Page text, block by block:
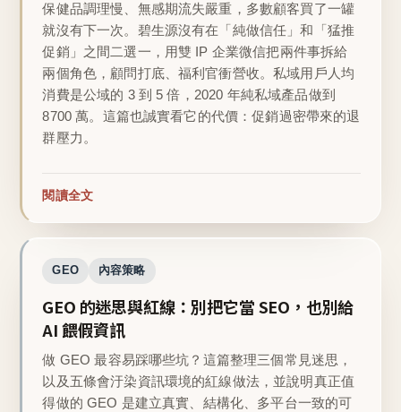
保健品調理慢、無感期流失嚴重，多數顧客買了一罐
就沒有下一次。碧生源沒有在「純做信任」和「猛推
促銷」之間二選一，用雙 IP 企業微信把兩件事拆給
兩個角色，顧問打底、福利官衝營收。私域用戶人均
消費是公域的 3 到 5 倍，2020 年純私域產品做到
8700 萬。這篇也誠實看它的代價：促銷過密帶來的退
群壓力。
閱讀全文
GEO 內容策略
GEO 的迷思與紅線：別把它當 SEO，也別給
AI 餵假資訊
做 GEO 最容易踩哪些坑？這篇整理三個常見迷思，
以及五條會汙染資訊環境的紅線做法，並說明真正值
得做的 GEO 是建立真實、結構化、多平台一致的可